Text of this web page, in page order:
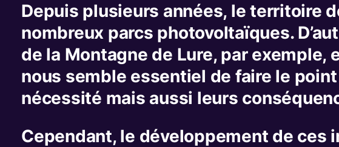
Depuis plusieurs années, le territoire
nombreux parcs photovoltaïques.
de la Montagne de Lure, par
nous semble essentiel de faire le
nécessité mais aussi leurs
Cependant, le développement de ces